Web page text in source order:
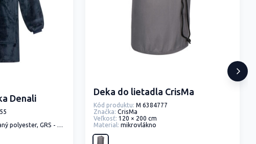
Denali
- certifikovaný recyklovaný polyester
Deka do lietadla CrisMa
Kód produktu: M 6384777
Značka: CrisMa
Veľkosť: 120 × 200 cm
Material: mikrovlákno